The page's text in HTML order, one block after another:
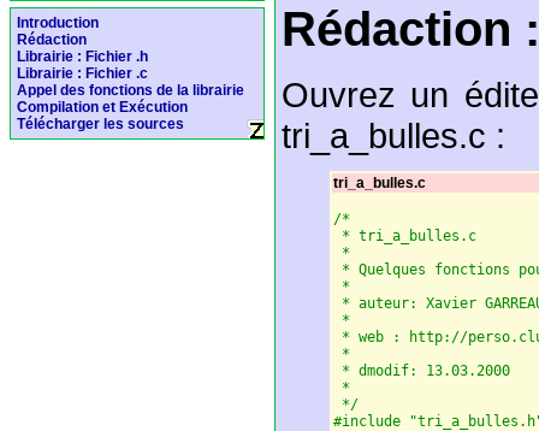
Introduction
Rédaction
Librairie : Fichier .h
Librairie : Fichier .c
Appel des fonctions de la librairie
Compilation et Exécution
Télécharger les sources
Rédaction
Ouvrez un
tri_a_bulles.c :
tri_a_bulles.c
/*
* tri_a_bulles.c
*
* Quelques fonctions
*
* auteur: Xavier
*
* web : http://
*
* dmodif: 13.03.2000
*
*/
#include